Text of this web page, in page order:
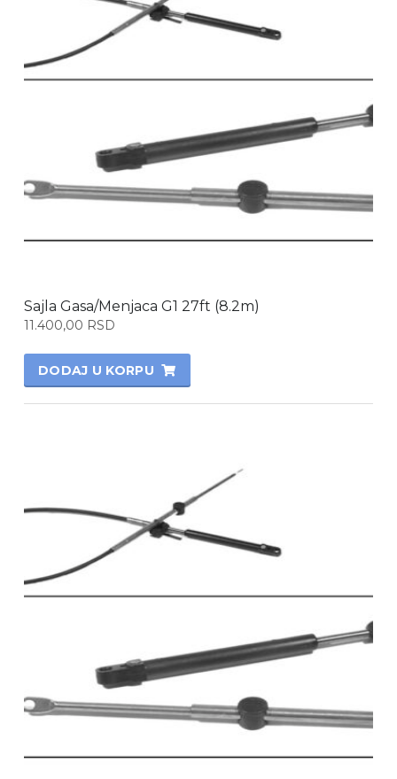
Sajla Gasa/Menjaca G1 27ft (8.2m)
11.400,00 RSD
DODAJ U KORPU